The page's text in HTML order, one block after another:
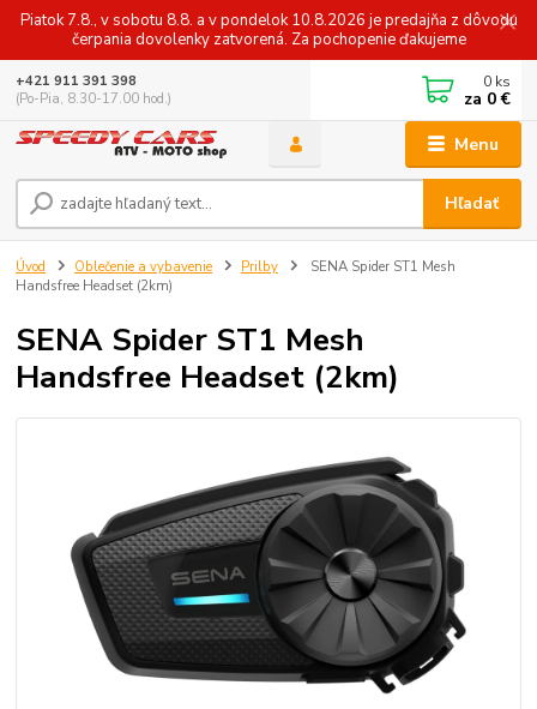
Piatok 7.8., v sobotu 8.8. a v pondelok 10.8.2026 je predajňa z dôvodu
čerpania dovolenky zatvorená. Za pochopenie ďakujeme
Menu
Hľadať
+421 911 391 398
(Po-Pia, 8.30-17.00 hod.)
0 ks
za 0 €
Úvod Oblečenie a vybavenie Prilby
SENA Spider ST1 Mesh
Handsfree Headset (2km)
SENA Spider ST1 Mesh
Handsfree Headset (2km)